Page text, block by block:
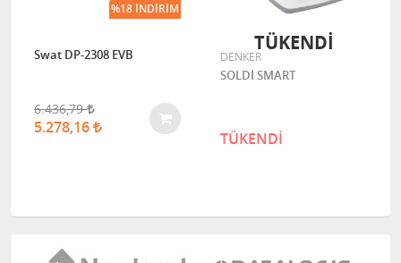
Swat DP-2308 EVB
6.436,79
5.278,16
%18 İNDIRIM
DENKER
SOLDİ SMART
TÜKENDİ
TÜKENDI